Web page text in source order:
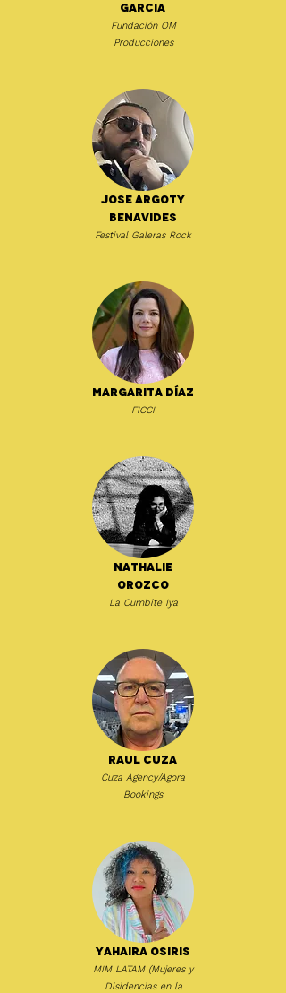
Garcia
Fundación OM
Producciones
Jose Argoty
Benavides
Festival Galeras Rock
Margarita Díaz
FICCI
Nathalie
Orozco
La Cumbite Iya
Raul Cuza
Cuza Agency/Agora
Bookings
Yahaira Osiris
MIM LATAM (Mujeres y
Disidencias en la